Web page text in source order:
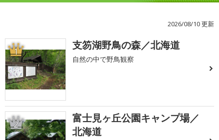
2026/08/10 更新
1 支笏湖野鳥の森／北海道
自然の中で野鳥観察
2
富士見ヶ丘公園キャンプ場／
北海道